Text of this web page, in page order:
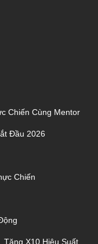
Chiến Cùng Mentor
Đầu 2026
Chiến
Tăng X10 Hiệu Suất